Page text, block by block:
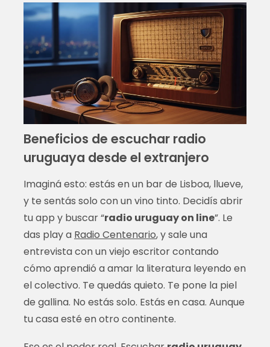
Beneficios de escuchar radio
uruguaya desde el extranjero
Imaginá esto: estás en un bar de Lisboa, llueve,
y te sentás solo con un vino tinto. Decidís abrir
tu app y buscar “radio uruguay on line”. Le
das play a Radio Centenario, y sale una
entrevista con un viejo escritor contando
cómo aprendió a amar la literatura leyendo en
el colectivo. Te quedás quieto. Te pone la piel
de gallina. No estás solo. Estás en casa. Aunque
tu casa esté en otro continente.